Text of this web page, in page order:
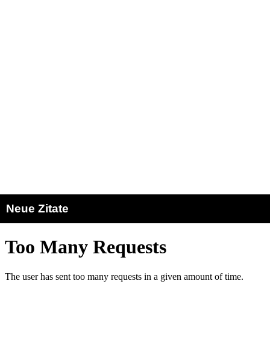
Neue Zitate